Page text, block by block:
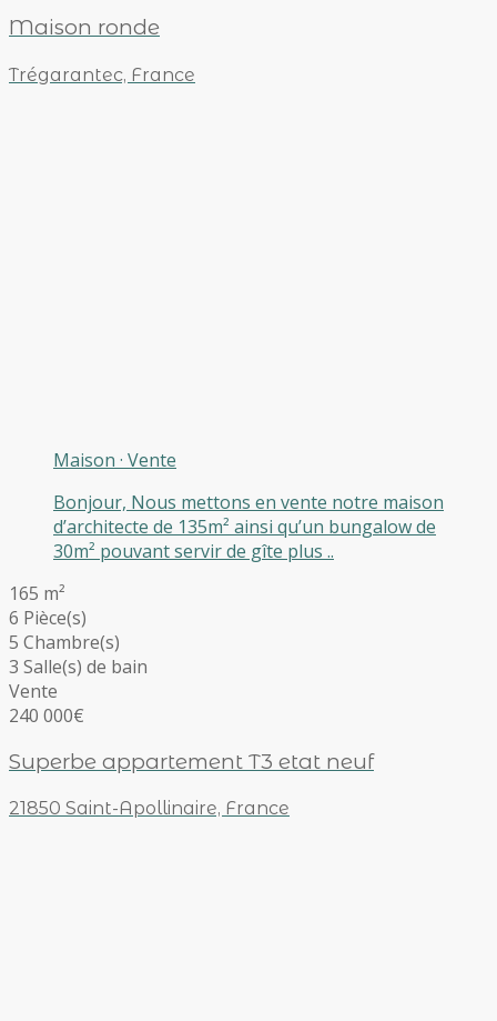
Maison ronde
Trégarantec, France
Maison · Vente
Bonjour, Nous mettons en vente notre maison
d’architecte de 135m² ainsi qu’un bungalow de
30m² pouvant servir de gîte plus ..
165 m²
6 Pièce(s)
5 Chambre(s)
3 Salle(s) de bain
Vente
240 000€
Superbe appartement T3 etat neuf
21850 Saint-Apollinaire, France